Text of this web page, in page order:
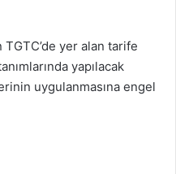
yer alan tarife
yapılacak
uygulanmasına engel